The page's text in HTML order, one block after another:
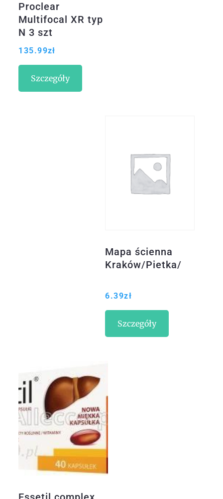
Proclear
Multifocal XR typ
N 3 szt
135.99zł
Szczegóły
Mapa ścienna
Kraków/Pietka/
6.39zł
Szczegóły